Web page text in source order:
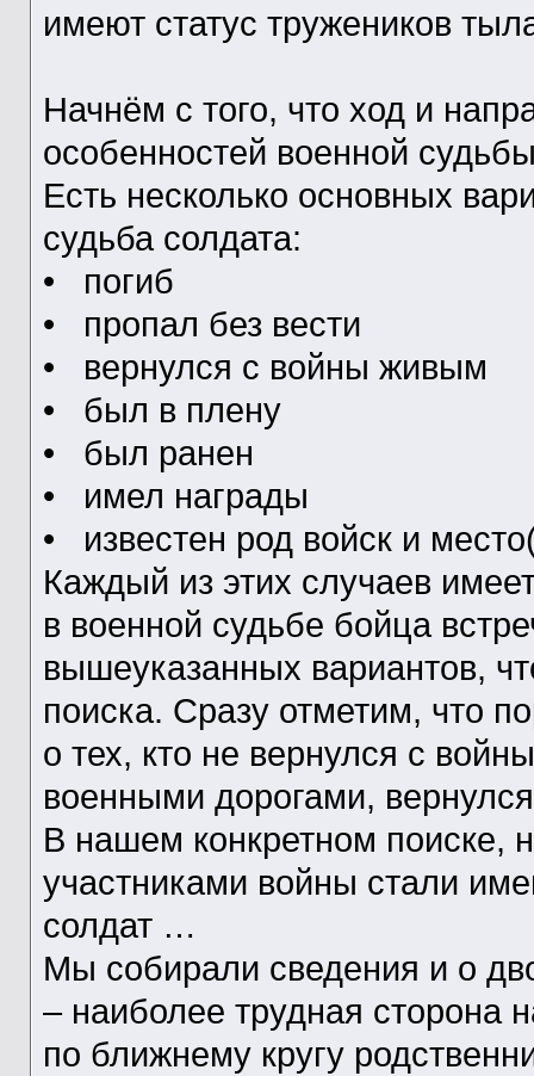
имеют статус тружеников
Начнём с того, что ход и
особенностей военной
Есть несколько основных
судьба солдата:
• погиб
• пропал без вести
• вернулся с войны живым
• был в плену
• был ранен
• имел награды
• известен род войск и
Каждый из этих случаев
в военной судьбе бойца
вышеуказанных вариантов,
поиска. Сразу отметим, что
о тех, кто не вернулся с
военными дорогами,
В нашем конкретном поиске,
участниками войны стали
солдат …
Мы собирали сведения и о
– наиболее трудная сторона
по ближнему кругу